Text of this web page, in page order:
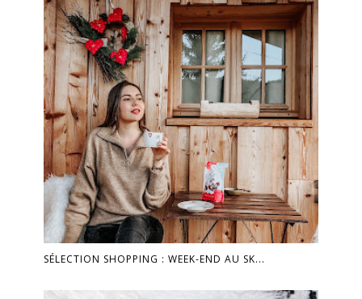
SÉLECTION SHOPPING : WEEK-END AU SK...